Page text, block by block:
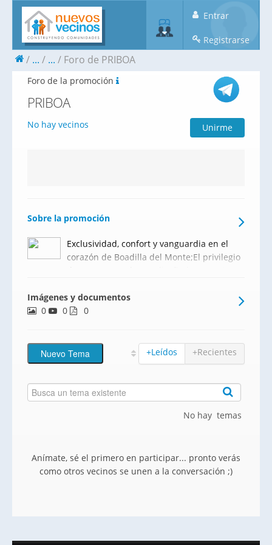
Entrar
Registrarse
... ... Foro de PRIBOA
Foro de la promoción
PRIBOA
No hay vecinos Unirme
Sobre la promoción
Exclusividad, confort y vanguardia en el
corazón de Boadilla del Monte;El privilegio
de estrenar un hogar diseñado para el
Imágenes y documentos
0
0 0
+Leídos +Recientes
No hay temas
Anímate, sé el primero en participar... pronto verás
como otros vecinos se unen a la conversación ;)